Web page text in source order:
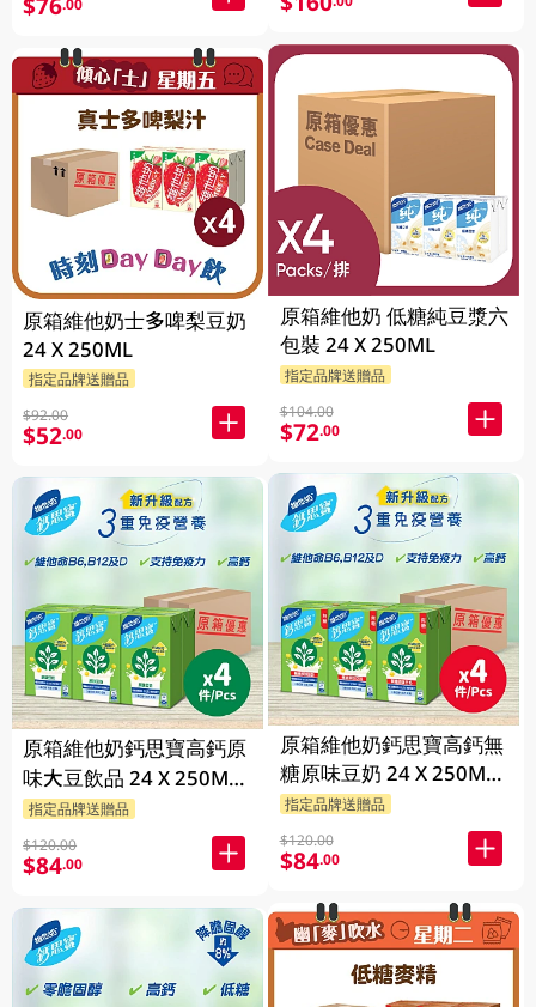
$76.00
原箱維他奶士多啤梨豆奶
24 X 250ML
指定品牌送贈品
$92.00
$52.00
原箱維他奶鈣思寶高鈣原
味大豆飲品 24 X 250ML
(新舊包裝隨機發貨)
指定品牌送贈品
$120.00
$84.00
原箱維他奶 低糖純豆漿六
包裝 24 X 250ML
指定品牌送贈品
$104.00
$72.00
原箱維他奶鈣思寶高鈣無
糖原味豆奶 24 X 250ML
(新舊包裝隨機發貨)
指定品牌送贈品
$120.00
$84.00